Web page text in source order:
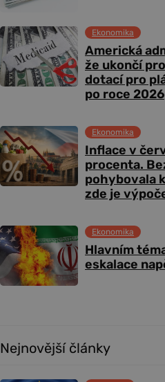
Americká
že ukončí
dotací pro
po roce 2026
Ekonomika
Inflace v
procenta.
pohybovala
zde je
Ekonomika
Hlavním
eskalace
Ekonomika
Nejnovější články